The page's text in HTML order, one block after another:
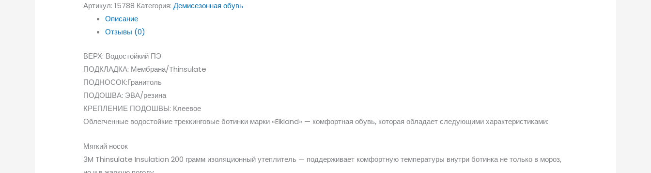
Артикул:15788 Категория:Демисезонная обувь
Описание
Отзывы (0)
ВЕРХ: Водостойкий ПЭ
ПОДКЛАДКА: Мембрана/Thinsulate
ПОДНОСОК:Гранитоль
ПОДОШВА: ЭВА/резина
КРЕПЛЕНИЕ ПОДОШВЫ: Клеевое
Облегченные водостойкие треккинговые ботинки марки «Elkland» — комфортная обувь, которая обладает следующими характеристиками:
Мягкий носок
3M Thinsulate Insulation 200 грамм изоляционный утеплитель — поддерживает комфортную температуры внутри ботинка не только в мороз,